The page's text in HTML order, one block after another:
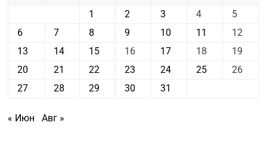
1
2 3 4
5
6
7 8 9 10 11
12
13
14 15 16 17 18
19
20
21 22 23 24 25
26
27
28 29 30 31
« Июн Авг »